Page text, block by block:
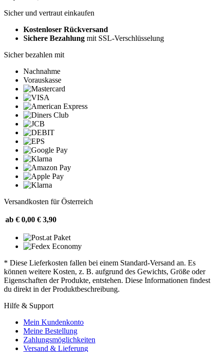
Sicher und vertraut einkaufen
Kostenloser Rückversand
Sichere Bezahlung mit SSL-Verschlüsselung
Sicher bezahlen mit
Nachnahme
Vorauskasse
Versandkosten für Österreich
ab € 0,00 € 3,90
* Diese Lieferkosten fallen bei einem Standard-Versand an. Es
können weitere Kosten, z. B. aufgrund des Gewichts, Größe oder
Eigenschaften der Produkte, entstehen. Diese Informationen findest
du direkt in der Produktbeschreibung.
Hilfe & Support
Mein Kundenkonto
Meine Bestellung
Zahlungsmöglichkeiten
Versand & Lieferung